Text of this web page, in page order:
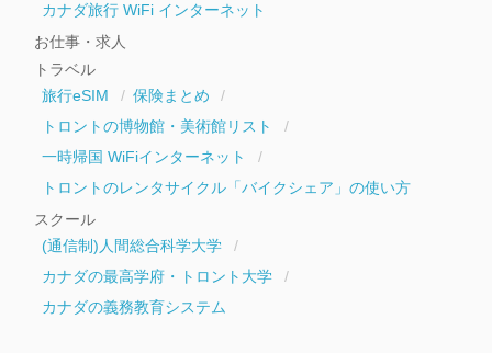
カナダ旅行 WiFi インターネット
お仕事・求人
トラベル
旅行eSIM
保険まとめ
トロントの博物館・美術館リスト
一時帰国 WiFiインターネット
トロントのレンタサイクル「バイクシェア」の使い方
スクール
(通信制)人間総合科学大学
カナダの最高学府・トロント大学
カナダの義務教育システム